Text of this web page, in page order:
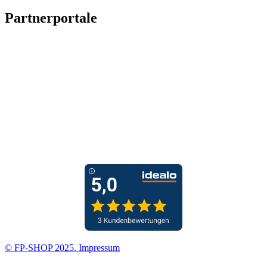
Partnerportale
© FP-SHOP 2025. Impressum